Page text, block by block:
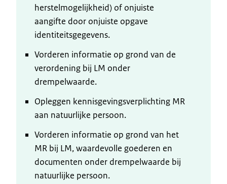
herstelmogelijkheid) of onjuiste
aangifte door onjuiste opgave
identiteitsgegevens.
Vorderen informatie op grond van de
verordening bij LM onder
drempelwaarde.
Opleggen kennisgevingsverplichting MR
aan natuurlijke persoon.
Vorderen informatie op grond van het
MR bij LM, waardevolle goederen en
documenten onder drempelwaarde bij
natuurlijke persoon.